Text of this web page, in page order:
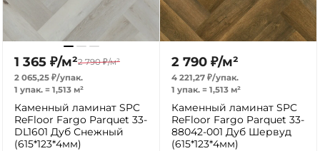
1 365 ₽/м²2 790 ₽/м²
2 065,25 ₽/упак.
1 упак. = 1,513 м²
Каменный ламинат SPC
ReFloor Fargo Parquet 33-
DL1601 Дуб Снежный
(615*123*4мм)
2 790 ₽/м²
4 221,27 ₽/упак.
1 упак. = 1,513 м²
Каменный ламинат SPC
ReFloor Fargo Parquet 33-
88042-001 Дуб Шервуд
(615*123*4мм)